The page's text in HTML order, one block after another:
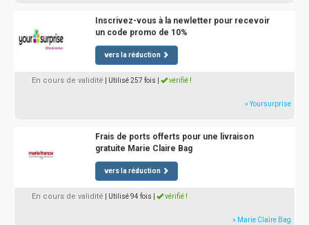
Inscrivez-vous à la newletter pour recevoir
un code promo de 10%
vers la réduction
En cours de validité | Utilisé 257 fois vérifié !
» Yoursurprise
Frais de ports offerts pour une livraison
gratuite Marie Claire Bag
vers la réduction
En cours de validité | Utilisé 94 fois vérifié !
» Marie Claire Bag